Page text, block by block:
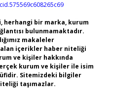
herhangi bir marka, kurum
bulunmamaktadır.
makaleler
alan içerikler haber niteliği
ve kişiler hakkında
kurum ve kişiler ile isim
Sitemizdeki bilgiler
taşımazlar.